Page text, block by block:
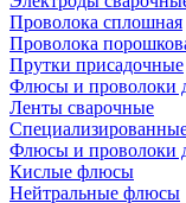
Проволока сплошная
Проволока
Прутки присадочные
Флюсы и проволоки
Ленты сварочные
Флюсы и проволоки
Кислые флюсы
Нейтральные флюсы